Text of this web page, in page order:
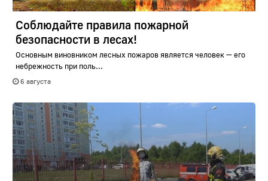
Соблюдайте правила пожарной
безопасности в лесах!
Основным виновником лесных пожаров является человек — его
небрежность при поль...
6 августа